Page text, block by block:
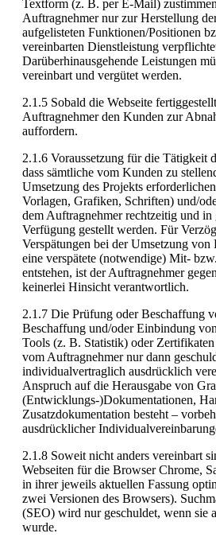
Textform (z. B. per E-Mail)
Auftragnehmer nur zur Herstellung
aufgelisteten Funktionen/Positionen
vereinbarten Dienstleistung
Darüberhinausgehende Leistungen
vereinbart und vergütet werden.
2.1.5 Sobald die Webseite
Auftragnehmer den Kunden zur
auffordern.
2.1.6 Voraussetzung für die Tätigkeit
dass sämtliche vom Kunden zu
Umsetzung des Projekts
Vorlagen, Grafiken, Schriften) und/
dem Auftragnehmer rechtzeitig und in
Verfügung gestellt werden. Für
Verspätungen bei der Umsetzung von
eine verspätete (notwendige) Mit-
entstehen, ist der Auftragnehmer
keinerlei Hinsicht verantwortlich.
2.1.7 Die Prüfung oder Beschaffung
Beschaffung und/oder Einbindung
Tools (z. B. Statistik) oder
vom Auftragnehmer nur dann
individualvertraglich ausdrücklich
Anspruch auf die Herausgabe von
(Entwicklungs-)Dokumentationen,
Zusatzdokumentation besteht –
ausdrücklicher
2.1.8 Soweit nicht anders vereinbart
Webseiten für die Browser Chrome,
in ihrer jeweils aktuellen Fassung
zwei Versionen des Browsers).
(SEO) wird nur geschuldet, wenn sie
wurde.